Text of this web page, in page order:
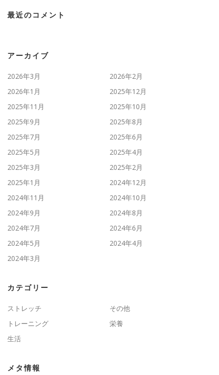
最近のコメント
アーカイブ
2026年3月
2026年2月
2026年1月
2025年12月
2025年11月
2025年10月
2025年9月
2025年8月
2025年7月
2025年6月
2025年5月
2025年4月
2025年3月
2025年2月
2025年1月
2024年12月
2024年11月
2024年10月
2024年9月
2024年8月
2024年7月
2024年6月
2024年5月
2024年4月
2024年3月
カテゴリー
ストレッチ
その他
トレーニング
栄養
生活
メタ情報